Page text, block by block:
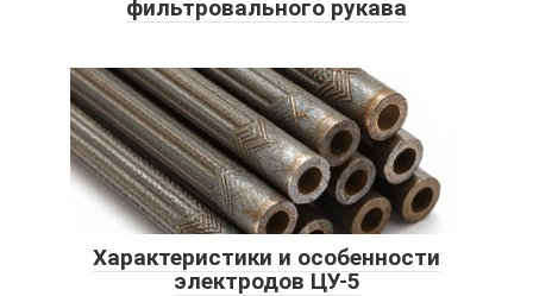
фильтровального рукава
Характеристики и особенности
электродов ЦУ-5